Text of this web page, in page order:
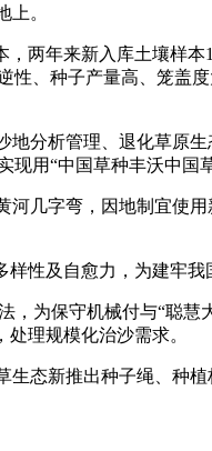
。
年来新入库土壤样本
、种子产量高、笼盖
分析管理、退化草原生
用“中国草种丰沃中国草
字弯，因地制宜使用
性及自愈力，为建牢我
为保守机械付与“聪慧
理规模化治沙需求。
态新推出种子绳、种